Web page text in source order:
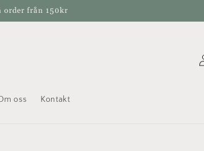
order från 150kr
oss Kontakt
in